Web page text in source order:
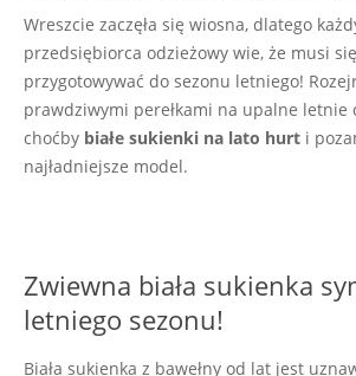
Wreszcie zaczęła się wiosna, dlatego
przedsiębiorca odzieżowy wie, że musi
przygotowywać do sezonu letniego!
prawdziwymi perełkami na upalne letnie
choćby białe sukienki na lato hurt i
najładniejsze model.
Zwiewna biała sukienka
letniego sezonu!
Biała sukienka z bawełny od lat jest